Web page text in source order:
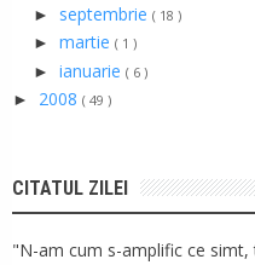
► septembrie ( 18 )
► martie ( 1 )
► ianuarie ( 6 )
► 2008 ( 49 )
CITATUL ZILEI
"N-am cum s-amplific ce